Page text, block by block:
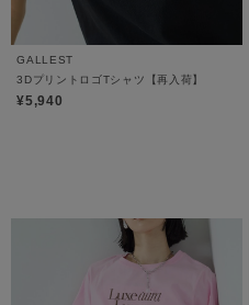
GALLEST
3DプリントロゴTシャツ【再入荷】
¥5,940